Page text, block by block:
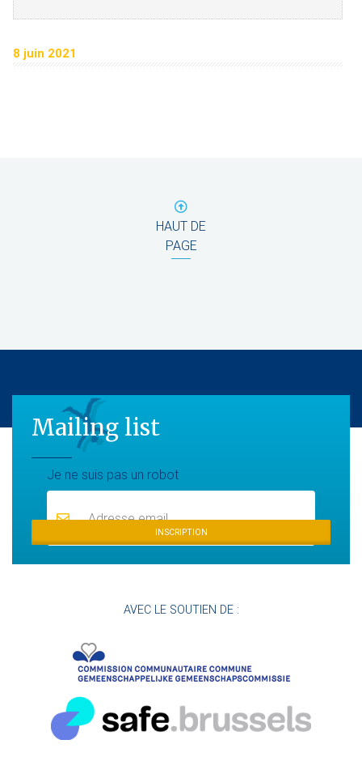
8 juin 2021
HAUT DE
PAGE
Mailing list
Je ne suis pas un robotMailing list
INSCRIPTION
AVEC LE SOUTIEN DE :